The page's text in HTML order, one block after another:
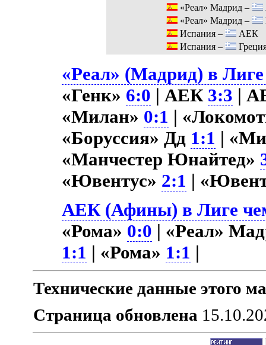
«Реал» Мадрид –
«Реал» Мадрид –
Испания –
АЕК
Испания –
«Реал» (Мадрид) в
«Генк» 6:0 | АЕК 3:3 |
«Милан» 0:1 |
«Боруссия» Дд 1:1 |
«Манчестер Юнайтед»
«Ювентус» 2:1 |
АЕК (Афины) в Лиге
«Рома» 0:0 | «Реал»
1:1 | «Рома» 1:1 |
Технические данные этого
Страница обновлена